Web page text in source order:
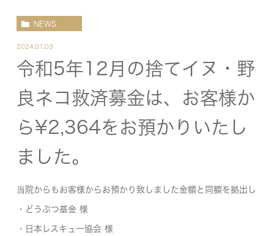
NEWS
2024.01.03
令和5年12月の捨てイヌ・野
良ネコ救済募金は、お客様か
ら¥2,364をお預かりいたし
ました。
当院からもお客様からお預かり致しました金額と同額を拠出し
・どうぶつ基金 様
・日本レスキュー協会 様